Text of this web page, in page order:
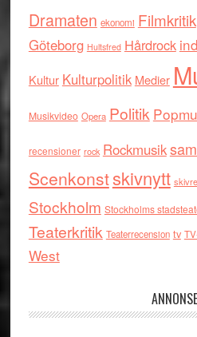
Dramaten ekonomi Filmkritik
Göteborg Hultsfred Hårdrock
Kultur Kulturpolitik Medier
Musikvideo Opera Politik
recensioner rock Rockmusik
Scenkonstskivnytt
Stockholm Stockholms
Teaterkritik Teaterrecension tv
West